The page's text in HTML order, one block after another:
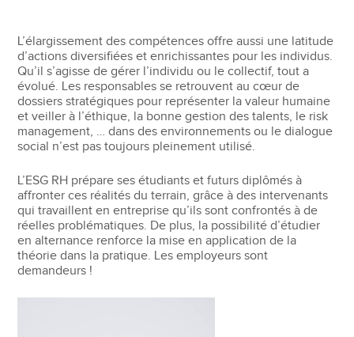
L’élargissement des compétences offre aussi une latitude
d’actions diversifiées et enrichissantes pour les individus.
Qu’il s’agisse de gérer l’individu ou le collectif, tout a
évolué. Les responsables se retrouvent au cœur de
dossiers stratégiques pour représenter la valeur humaine
et veiller à l’éthique, la bonne gestion des talents, le risk
management, … dans des environnements ou le dialogue
social n’est pas toujours pleinement utilisé.
L’ESG RH prépare ses étudiants et futurs diplômés à
affronter ces réalités du terrain, grâce à des intervenants
qui travaillent en entreprise qu’ils sont confrontés à de
réelles problématiques. De plus, la possibilité d’étudier
en alternance renforce la mise en application de la
théorie dans la pratique. Les employeurs sont
demandeurs !